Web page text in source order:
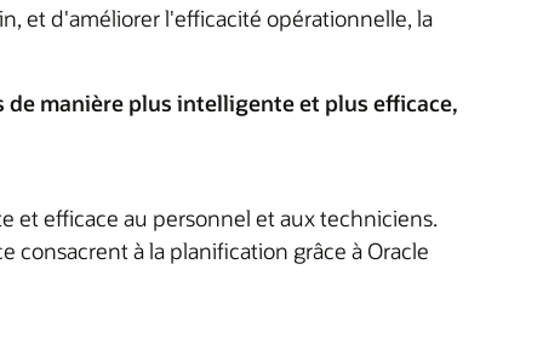
et d'améliorer l'efficacité opérationnelle, la
de manière plus intelligente et plus efficace,
et efficace au personnel et aux techniciens.
consacrent à la planification grâce à Oracle